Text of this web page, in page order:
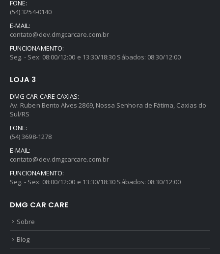
FONE:
(54) 3254-0140
E-MAIL:
contato@dev.dmgcarcare.com.br
FUNCIONAMENTO:
Seg. - Sex: 08:00/12:00 e 13:30/18:30 Sábados: 08:30/12:00
LOJA 3
DMG CAR CARE CAXIAS:
Av. Ruben Bento Alves 2869, Nossa Senhora de Fátima, Caxias do
Sul/RS
FONE:
(54) 3698-1278
E-MAIL:
contato@dev.dmgcarcare.com.br
FUNCIONAMENTO:
Seg. - Sex: 08:00/12:00 e 13:30/18:30 Sábados: 08:30/12:00
DMG CAR CARE
Sobre
Blog